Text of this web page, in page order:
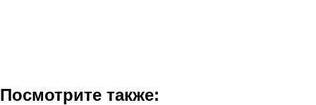
Посмотрите также: